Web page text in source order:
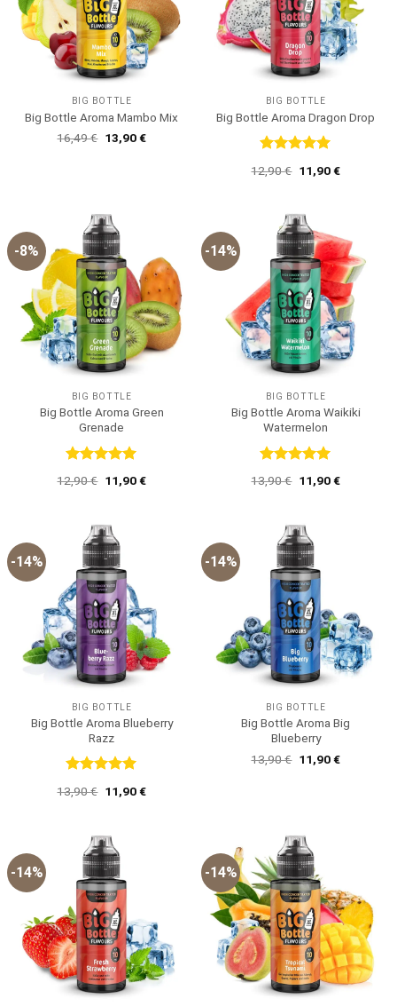
BIG BOTTLE
Big Bottle Aroma Mambo Mix
16,49€ Ursprünglicher
Preis
13,90€Aktueller
BIG BOTTLE
Big Bottle Aroma Dragon Drop
mit 5 von
12,90€ Ursprünglicher
Preis
11,90€Aktueller
-8%
BIG BOTTLE
Big Bottle Aroma Green
Grenade
Bewertet
mit 5 von
12,90€ Ursprünglicher
Preis
11,90€Aktueller
-14%
BIG BOTTLE
Big Bottle Aroma Waikiki
Watermelon
Bewertet
mit 5 von
13,90€ Ursprünglicher
Preis
11,90€Aktueller
-14%
BIG BOTTLE
Big Bottle Aroma Blueberry
Razz
mit 5 von
13,90€ Ursprünglicher
Preis
11,90€Aktueller
-14%
BIG BOTTLE
Big Bottle Aroma Big
Blueberry
13,90€ Ursprünglicher
Preis
11,90€Aktueller
-14% -14%